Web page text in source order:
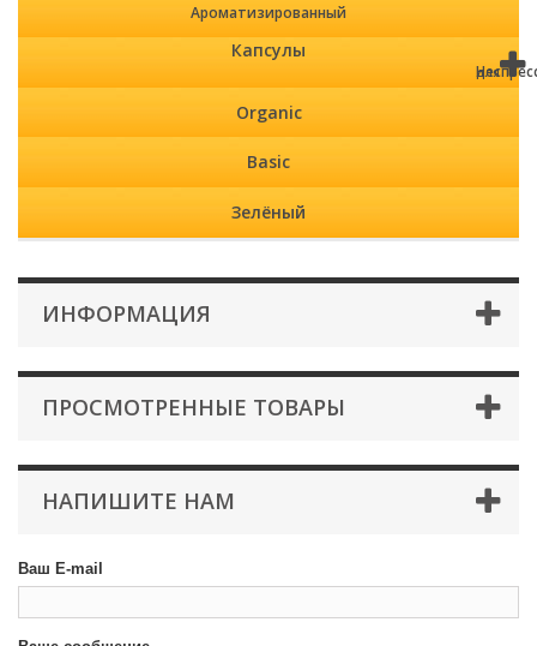
Ароматизированный
Капсулы
для
Organic
Basic
Зелёный
ИНФОРМАЦИЯ
ПРОСМОТРЕННЫЕ ТОВАРЫ
НАПИШИТЕ НАМ
Ваш E-mail